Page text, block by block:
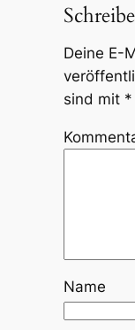
Deine E-
sind mit *
Name